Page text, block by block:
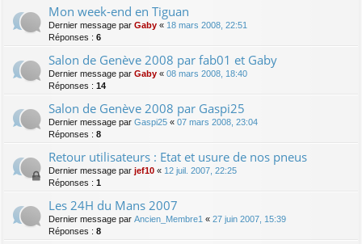
Mon week-end en Tiguan
Dernier message par Gaby « 18 mars 2008, 22:51
Réponses : 6
Salon de Genève 2008 par fab01 et Gaby
Dernier message par Gaby « 08 mars 2008, 18:40
Réponses : 14
Salon de Genève 2008 par Gaspi25
Dernier message par Gaspi25 « 07 mars 2008, 23:04
Réponses : 8
Retour utilisateurs : Etat et usure de nos pneus
Dernier message par jef10 « 12 juil. 2007, 22:25
Réponses : 1
Les 24H du Mans 2007
Dernier message par Ancien_Membre1 « 27 juin 2007, 15:39
Réponses : 8